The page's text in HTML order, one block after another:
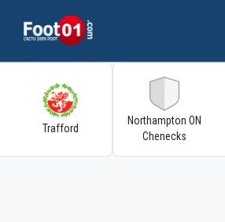
Trafford
Northampton ON
Chenecks